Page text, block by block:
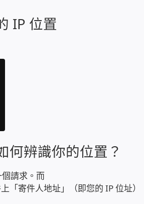
IP 位置
何辨識你的位置？
請求。而
「寄件人地址」（即您的 IP 位址）